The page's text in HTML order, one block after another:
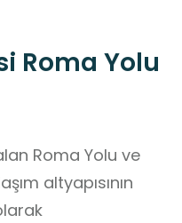
Roma Yolu
Roma Yolu ve
altyapısının